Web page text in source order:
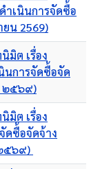
ำเนินการจัดซื้อ
ยน 2569)
มิต เรื่อง
นการจัดซื้อจัด
๒๕๖๙)
มิต เรื่อง
ดซื้อจัดจ้าง
๕๖๙)